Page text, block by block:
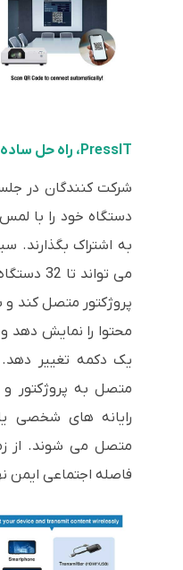
PressIT، راه حل ساده بی سیم را کشف کنید
شرکت کنندگان در
دستگاه خود را با
می تواند
پروژکتور متصل کند و
محتوا را نمایش دهد و
متصل به پروژکتور
رایانه های شخصی
متصل می شوند. از
فاصله اجتماعی ایمن